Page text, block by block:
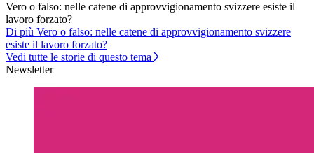
Vero o falso: nelle catene di approvvigionamento svizzere esiste il
lavoro forzato?
Di più Vero o falso: nelle catene di approvvigionamento svizzere
esiste il lavoro forzato?
Vedi tutte le storie di questo tema
Newsletter